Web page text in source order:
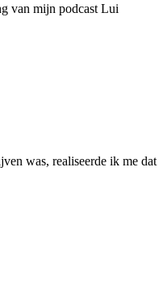
van mijn podcast Lui
was, realiseerde ik me dat